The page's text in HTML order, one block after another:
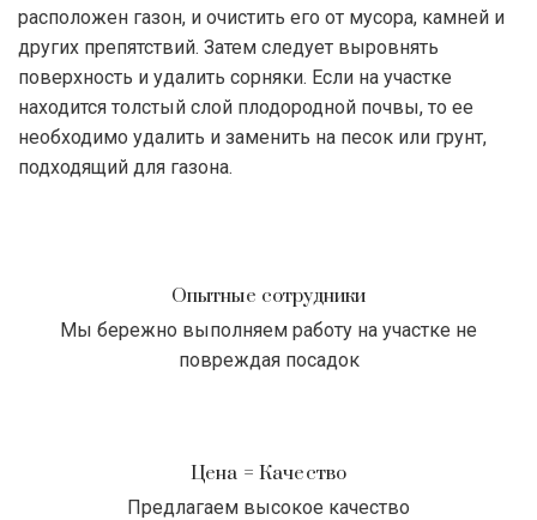
расположен газон, и очистить его от мусора, камней и
других препятствий. Затем следует выровнять
поверхность и удалить сорняки. Если на участке
находится толстый слой плодородной почвы, то ее
необходимо удалить и заменить на песок или грунт,
подходящий для газона.
Опытные сотрудники
Мы бережно выполняем работу на участке не
повреждая посадок
Цена = Качество
Предлагаем высокое качество